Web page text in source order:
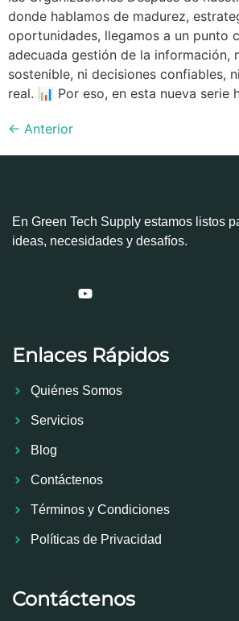
donde hablamos de madurez,
oportunidades, llegamos a un punto
adecuada gestión de la información,
sostenible, ni decisiones confiables,
real. 📊 Por eso, en esta nueva serie
← Anterior
En Green Tech Supply estamos listos
ideas, necesidades y desafíos.
Enlaces Rápidos
Quiénes Somos
Servicios
Blog
Contáctenos
Términos y Condiciones
Políticas de Privacidad
Contáctenos